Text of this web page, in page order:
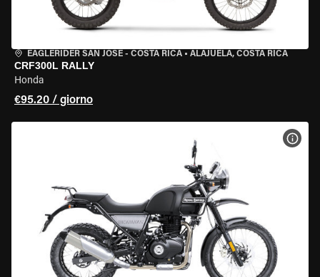
EAGLERIDER SAN JOSE - COSTA RICA • ALAJUELA, COSTA RICA
CRF300L RALLY
Honda
€95.20 / giorno